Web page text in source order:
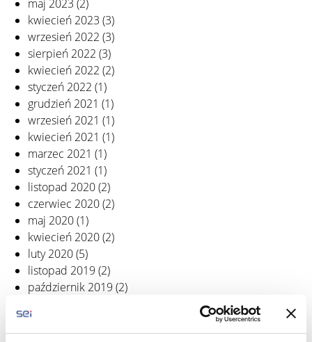
maj 2023 (2)
kwiecień 2023 (3)
wrzesień 2022 (3)
sierpień 2022 (3)
kwiecień 2022 (2)
styczeń 2022 (1)
grudzień 2021 (1)
wrzesień 2021 (1)
kwiecień 2021 (1)
marzec 2021 (1)
styczeń 2021 (1)
listopad 2020(2)
czerwiec 2020(2)
maj 2020(1)
kwiecień 2020(2)
luty 2020(5)
listopad 2019 (2)
październik 2019 (2)
sierpień 2019
czerwiec 2019(3)